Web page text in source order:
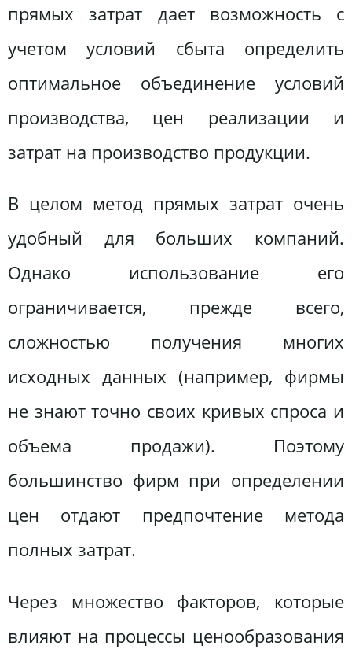
прямых затрат дает возможность с
учетом условий сбыта определить
оптимальное объединение условий
производства, цен реализации и
затрат на производство продукции.
В целом метод прямых затрат очень
удобный для больших компаний.
Однако использование его
ограничивается, прежде всего,
сложностью получения многих
исходных данных (например, фирмы
не знают точно своих кривых спроса и
объема продажи). Поэтому
большинство фирм при определении
цен отдают предпочтение метода
полных затрат.
Через множество факторов, которые
влияют на процессы ценообразования